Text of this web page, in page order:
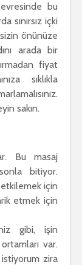
bu
sınırsız içki
önünüze
arada bir
fiyat
sıklıkla
sakın.
Bu masaj
bitiyor.
için
etmek için
gibi, işin
var.
zira